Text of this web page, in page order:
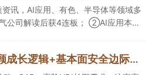
买入。
讯，AI应用、有色、半导体等领域多
读后获4连板； ②AI应用本周
家核心公司双双涨停。
【风口研报回顾】兼顾成长逻辑+基本面安全边际！王牌自营前瞻覆盖“pcb+MLCC+电子布”，梳理AI产业链优质标的“深坑起跳”